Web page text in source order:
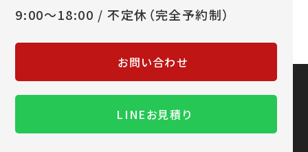
9:00～18:00 / 不定休（完全予約制）
お問い合わせ
LINEお見積り